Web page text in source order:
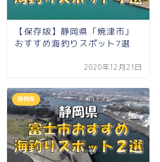
【保存版】静岡県「焼津市」
おすすめ海釣りスポット7選
2020年12月21日
静岡県